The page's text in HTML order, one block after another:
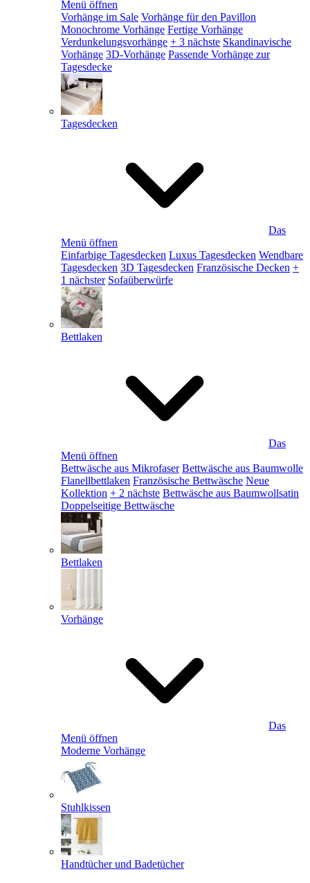
Menü öffnen
Vorhänge im Sale Vorhänge für den Pavillon
Monochrome Vorhänge Fertige Vorhänge
Verdunkelungsvorhänge + 3 nächste Skandinavische
Vorhänge 3D-Vorhänge Passende Vorhänge zur
Tagesdecke
Tagesdecken
Das
Menü öffnen
Einfarbige Tagesdecken Luxus Tagesdecken Wendbare
Tagesdecken 3D Tagesdecken Französische Decken +
1 nächster Sofaüberwürfe
Bettlaken
Das
Menü öffnen
Bettwäsche aus Mikrofaser Bettwäsche aus Baumwolle
Flanellbettlaken Französische Bettwäsche Neue
Kollektion + 2 nächste Bettwäsche aus Baumwollsatin
Doppelseitige Bettwäsche
Bettlaken
Vorhänge
Das
Menü öffnen
Moderne Vorhänge
Stuhlkissen
Handtücher und Badetücher